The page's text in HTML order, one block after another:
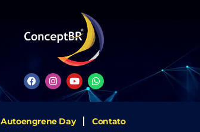
Autoengrene Day Contato